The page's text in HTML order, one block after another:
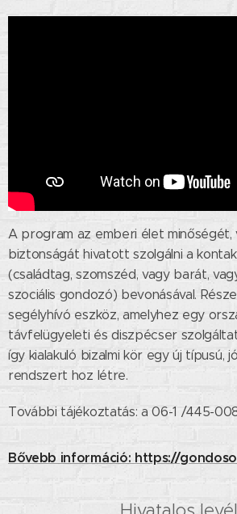
A program az emberi élet minőségét,
biztonságát hivatott szolgálni a
(családtag, szomszéd, vagy barát,
szociális gondozó) bevonásával.
segélyhívó eszköz, amelyhez egy
távfelügyeleti és diszpécser
így kialakuló bizalmi kör egy új típusú,
rendszert hoz létre.
További tájékoztatás: a 06-1 /445-
Bővebb információ: https://